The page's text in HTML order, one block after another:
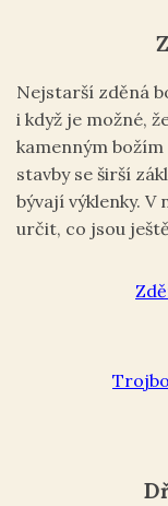
Nejstarší zděná
i když je možné,
kamenným
stavby se širší
bývají výklenky.
určit, co jsou